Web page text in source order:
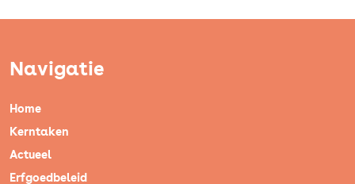
Navigatie
Home
Kerntaken
Actueel
Erfgoedbeleid